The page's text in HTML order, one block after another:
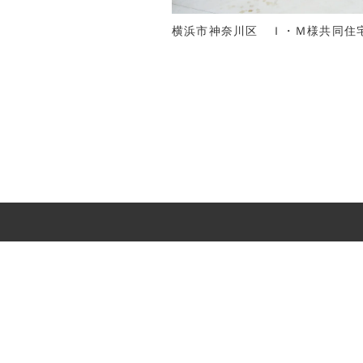
横浜市神奈川区 Ｉ・Ｍ様共同住